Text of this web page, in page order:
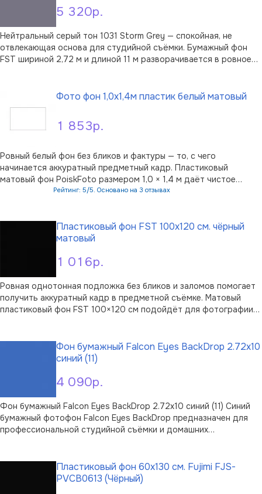
5 320р.
Нейтральный серый тон 1031 Storm Grey — спокойная, не
отвлекающая основа для студийной съёмки. Бумажный фон
FST шириной 2,72 м и длиной 11 м разворачивается в ровное
а серый цвет одинаково в …
1 853р.
Фото фон 1,0х1,4м пластик белый матовый
Ровный белый фон без бликов и фактуры — то, с чего
начинается аккуратный предметный кадр. Пластиковый
матовый фон PoiskFoto размером 1,0 × 1,4 м даёт чистое
однотонное поле для съёмки, где ничто не отвлекает от
Рейтинг: 5/5. Основано на 3 отзывах
1 016р.
Пластиковый фон FST 100x120 см. чёрный
матовый
Ровная однотонная подложка без бликов и заломов помогает
получить аккуратный кадр в предметной съёмке. Матовый
пластиковый фон FST 100×120 см подойдёт для фотографии
свет от вспышек …
4 090р.
Фон бумажный Falcon Eyes BackDrop 2.72x10
синий (11)
Фон бумажный Falcon Eyes BackDrop 2.72x10 синий (11) Синий
бумажный фотофон Falcon Eyes BackDrop предназначен для
профессиональной студийной съёмки и домашних
портретных зон и предметных с …
Пластиковый фон 60x130 см. Fujimi FJS-
PVCB0613 (Чёрный)